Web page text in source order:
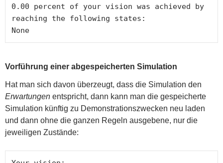
0.00 percent of your vision was achieved by
reaching the following states:
Vorführung einer abgespeicherten Simulation
Hat man sich davon überzeugt, dass die Simulation den
Erwartungen entspricht, dann kann man die gespeicherte
Simulation künftig zu Demonstrationszwecken neu laden
und dann ohne die ganzen Regeln ausgebene, nur die
jeweiligen Zustände: